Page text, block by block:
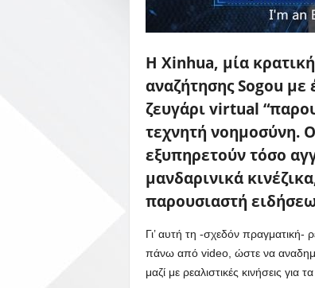
Η Xinhua, μία
αναζήτησης Sogou
ζευγάρι virtual
τεχνητή νοημοσύνη.
εξυπηρετούν τόσο
μανδαρινικά
παρουσιαστή
Γι’ αυτή τη -σχεδόν πραγματική-
πάνω από video, ώστε να
μαζί με ρεαλιστικές κινήσεις για